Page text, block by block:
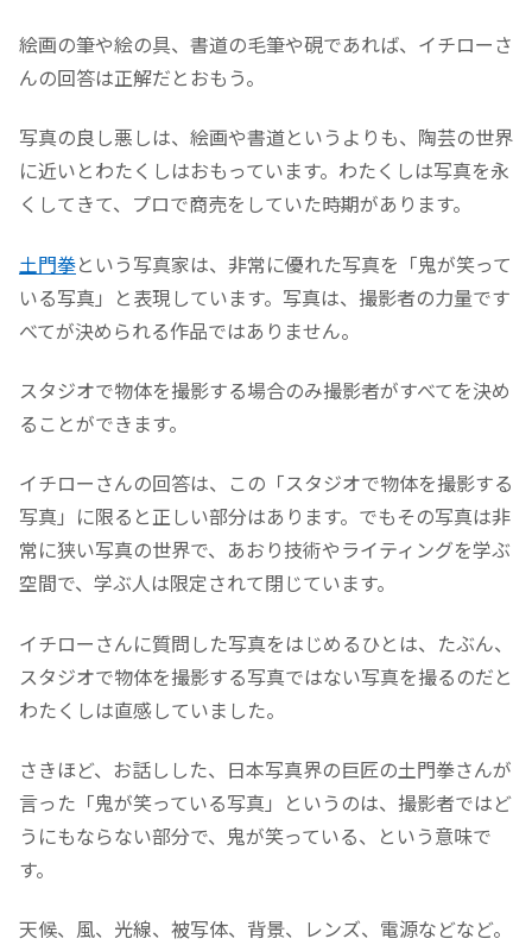
絵画の筆や絵の具、書道の毛筆や硯であれば、イチローさ
んの回答は正解だとおもう。
写真の良し悪しは、絵画や書道というよりも、陶芸の世界
に近いとわたくしはおもっています。わたくしは写真を永
くしてきて、プロで商売をしていた時期があります。
土門拳という写真家は、非常に優れた写真を「鬼が笑って
いる写真」と表現しています。写真は、撮影者の力量です
べてが決められる作品ではありません。
スタジオで物体を撮影する場合のみ撮影者がすべてを決め
ることができます。
イチローさんの回答は、この「スタジオで物体を撮影する
写真」に限ると正しい部分はあります。でもその写真は非
常に狭い写真の世界で、あおり技術やライティングを学ぶ
空間で、学ぶ人は限定されて閉じています。
イチローさんに質問した写真をはじめるひとは、たぶん、
スタジオで物体を撮影する写真ではない写真を撮るのだと
わたくしは直感していました。
さきほど、お話しした、日本写真界の巨匠の土門拳さんが
言った「鬼が笑っている写真」というのは、撮影者ではど
うにもならない部分で、鬼が笑っている、という意味で
す。
天候、風、光線、被写体、背景、レンズ、電源などなど。